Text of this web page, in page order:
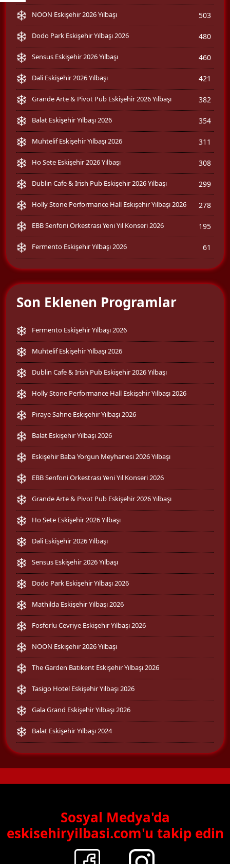
NOON Eskişehir 2026 Yılbaşı 503
Dodo Park Eskişehir Yılbaşı 2026 480
Sensus Eskişehir 2026 Yılbaşı 460
Dali Eskişehir 2026 Yılbaşı 421
Grande Arte & Pivot Pub Eskişehir 2026 Yılbaşı 382
Balat Eskişehir Yılbaşı 2026 354
Muhtelif Eskişehir Yılbaşı 2026 311
Ho Sete Eskişehir 2026 Yılbaşı 308
Dublin Cafe & Irish Pub Eskişehir 2026 Yılbaşı 299
Holly Stone Performance Hall Eskişehir Yılbaşı 2026 278
EBB Senfoni Orkestrası Yeni Yıl Konseri 2026 195
Fermento Eskişehir Yılbaşı 2026 61
Son Eklenen Programlar
Fermento Eskişehir Yılbaşı 2026
Muhtelif Eskişehir Yılbaşı 2026
Dublin Cafe & Irish Pub Eskişehir 2026 Yılbaşı
Holly Stone Performance Hall Eskişehir Yılbaşı 2026
Piraye Sahne Eskişehir Yılbaşı 2026
Balat Eskişehir Yılbaşı 2026
Eskişehir Baba Yorgun Meyhanesi 2026 Yılbaşı
EBB Senfoni Orkestrası Yeni Yıl Konseri 2026
Grande Arte & Pivot Pub Eskişehir 2026 Yılbaşı
Ho Sete Eskişehir 2026 Yılbaşı
Dali Eskişehir 2026 Yılbaşı
Sensus Eskişehir 2026 Yılbaşı
Dodo Park Eskişehir Yılbaşı 2026
Mathilda Eskişehir Yılbaşı 2026
Fosforlu Cevriye Eskişehir Yılbaşı 2026
NOON Eskişehir 2026 Yılbaşı
The Garden Batıkent Eskişehir Yılbaşı 2026
Tasigo Hotel Eskişehir Yılbaşı 2026
Gala Grand Eskişehir Yılbaşı 2026
Balat Eskişehir Yılbaşı 2024
Sosyal Medya'da
eskisehiryilbasi.com'u takip edin